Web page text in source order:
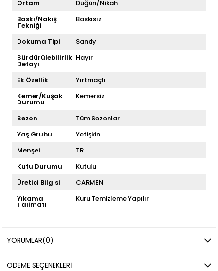
Ortam
Düğün/Nikah
Baskı/Nakış
Tekniği
Baskısız
Dokuma Tipi
Sandy
Sürdürülebilirlik
Detayı
Hayır
Ek Özellik
Yırtmaçlı
Kemer/Kuşak
Durumu
Kemersiz
Sezon
Tüm Sezonlar
Yaş Grubu
Yetişkin
Menşei
TR
Kutu Durumu
Kutulu
Üretici Bilgisi
CARMEN
Yıkama
Talimatı
Kuru Temizleme Yapılır
YORUMLAR(0)
ÖDEME SEÇENEKLERI